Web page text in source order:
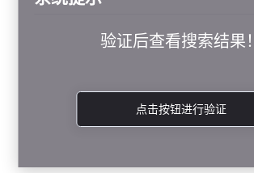
验证后查看搜索结果！
点击按钮进行验证